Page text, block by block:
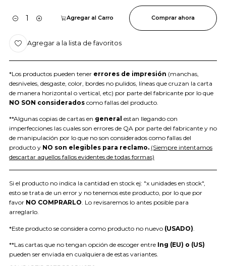
Cantidad
Agregar al Carro Comprar ahora
Agregar a la lista de favoritos
*Los productos pueden tener errores de impresión (manchas,
desniveles, desgaste, color, bordes no pulidos, líneas que cruzan la carta
de manera horizontal o vertical, etc) por parte del fabricante por lo que
NO SON considerados como fallas del producto.
**Algunas copias de cartas en general estan llegando con
imperfecciones las cuales son errores de QA por parte del fabricante y no
de manipulación por lo que no son considerados como fallas del
producto y NO son elegibles para reclamo. (Siempre intentamos
descartar aquellos fallos evidentes de todas formas)
Si el producto no indica la cantidad en stock ej: "x unidades en stock",
esto se trata de un error y no tenemos este producto, por lo que por
favor NO COMPRARLO. Lo revisaremos lo antes posible para
arreglarlo.
*Este producto se considera como producto no nuevo (USADO)
**Las cartas que no tengan opción de escoger entre Ing (EU) o (US)
pueden ser enviada en cualquiera de estas variantes.